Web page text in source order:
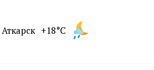
Аткарск +18°C